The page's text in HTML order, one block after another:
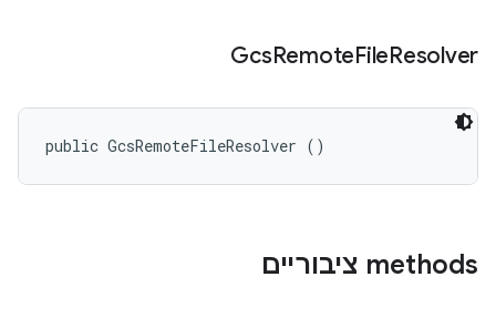
GcsRemoteFileResolver
public GcsRemoteFileResolver ()
‫methods ציבוריים